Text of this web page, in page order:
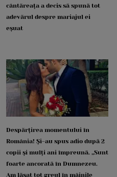
cântăreața a decis să spună tot
adevărul despre mariajul ei
eșuat
Despărțirea momentului în
România! Și-au spus adio după 2
copii și mulți ani împreună. „Sunt
foarte ancorată în Dumnezeu.
Am lăsat tot greul în mâinile